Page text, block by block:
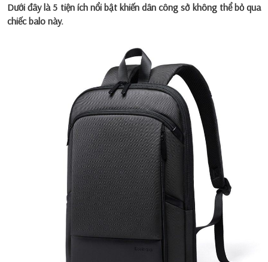
Dưới đây là 5 tiện ích nổi bật khiến dân công sở không thể bỏ qua
chiếc balo này.